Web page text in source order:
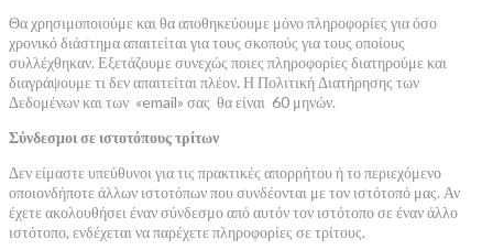
Θα χρησιμοποιούμε και θα αποθηκεύουμε μόνο πληροφορίες για όσο
χρονικό διάστημα απαιτείται για τους σκοπούς για τους οποίους
συλλέχθηκαν. Εξετάζουμε συνεχώς ποιες πληροφορίες διατηρούμε και
διαγράψουμε τι δεν απαιτείται πλέον. Η Πολιτική Διατήρησης των
Δεδομένων και των «email» σας θα είναι 60 μηνών.
Σύνδεσμοι σε ιστοτόπους τρίτων
Δεν είμαστε υπεύθυνοι για τις πρακτικές απορρήτου ή το περιεχόμενο
οποιονδήποτε άλλων ιστοτόπων που συνδέονται με τον ιστότοπό μας. Αν
έχετε ακολουθήσει έναν σύνδεσμο από αυτόν τον ιστότοπο σε έναν άλλο
ιστότοπο, ενδέχεται να παρέχετε πληροφορίες σε τρίτους.